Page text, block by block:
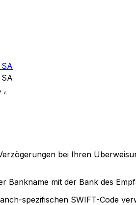
,
bei Ihren
Bankname mit der Bank des
spezifischen SWIFT-Code